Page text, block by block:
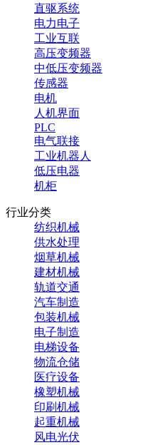
直驱系统
电力电子
工业互联
高压变频器
中低压变频器
传感器
电机
人机界面
PLC
电气联接
工业机器人
低压电器
机柜
行业分类
纺织机械
供水处理
烟草机械
建材机械
轨道交通
汽车制造
包装机械
电子制造
电梯设备
物流仓储
医疗设备
橡塑机械
印刷机械
起重机械
风电光伏